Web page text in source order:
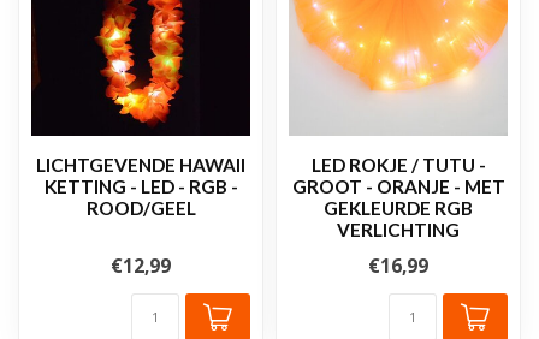
LICHTGEVENDE HAWAII
KETTING - LED - RGB -
ROOD/GEEL
€12,99
LED ROKJE / TUTU -
GROOT - ORANJE - MET
GEKLEURDE RGB
VERLICHTING
€16,99